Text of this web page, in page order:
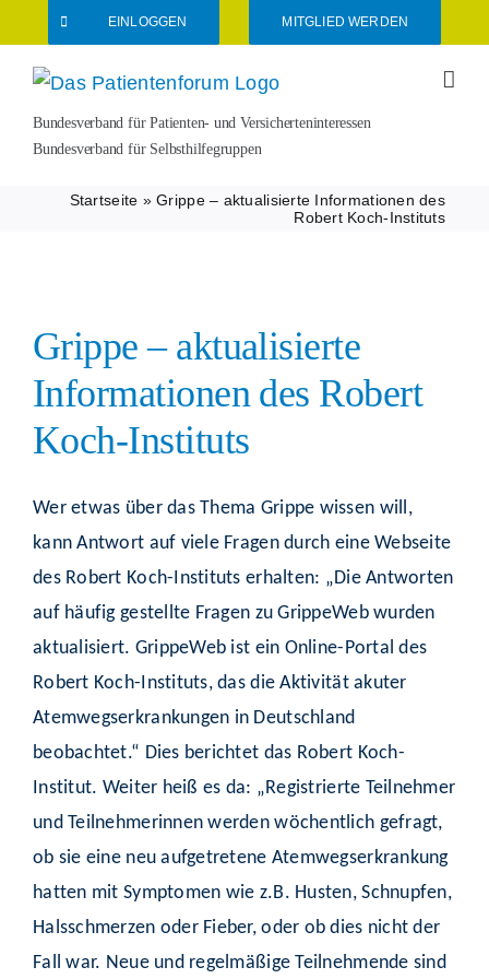
Inhalt
springen
EINLOGGEN MITGLIED WERDEN
Bundesverband für Patienten- und Versicherteninteressen
Bundesverband für Selbsthilfegruppen
Startseite »Grippe – aktualisierte Informationen des
Robert Koch-Instituts
Grippe – aktualisierte
Informationen des Robert
Koch-Instituts
Wer etwas über das Thema Grippe wissen will,
kann Antwort auf viele Fragen durch eine Webseite
des Robert Koch-Instituts erhalten: „Die Antworten
auf häufig gestellte Fragen zu GrippeWeb wurden
aktualisiert. GrippeWeb ist ein Online-Portal des
Robert Koch-Instituts, das die Aktivität akuter
Atemwegserkrankungen in Deutschland
beobachtet.“ Dies berichtet das Robert Koch-
Institut. Weiter heiß es da: „Registrierte Teilnehmer
und Teilnehmerinnen werden wöchentlich gefragt,
ob sie eine neu aufgetretene Atemwegserkrankung
hatten mit Symptomen wie z.B. Husten, Schnupfen,
Halsschmerzen oder Fieber, oder ob dies nicht der
Fall war. Neue und regelmäßige Teilnehmende sind